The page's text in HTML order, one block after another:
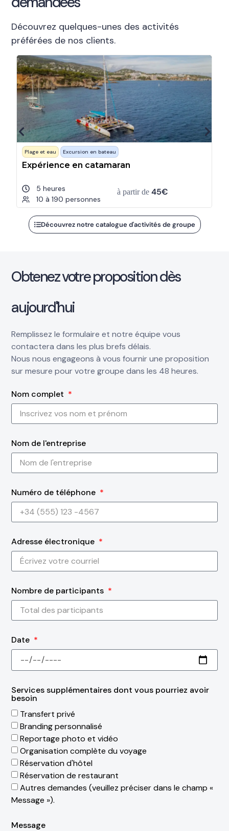
Découvrez quelques-unes des activités
préférées de nos clients.
Plage et eau Excursion en bateau
Expérience en catamaran
5 heures
10 à 190 personnes
à partir de 45€
Découvrez notre catalogue d'activités de groupe
Obtenez votre proposition dès
aujourd'hui
Remplissez le formulaire et notre équipe vous
contactera dans les plus brefs délais.
Nous nous engageons à vous fournir une proposition
sur mesure pour votre groupe dans les 48 heures.
Nom complet
Nom de l'entreprise
Numéro de téléphone
Adresse électronique
Nombre de participants
Date
Services supplémentaires dont vous pourriez avoir
besoin
Transfert privé
Branding personnalisé
Reportage photo et vidéo
Organisation complète du voyage
Réservation d'hôtel
Réservation de restaurant
Autres demandes (veuillez préciser dans le champ «
Message »).
Message